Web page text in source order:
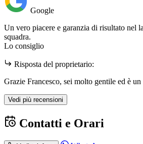
Google
Un vero piacere e garanzia di risultato nel
squadra.
Lo consiglio
Risposta del proprietario:
Grazie Francesco, sei molto gentile ed è
Vedi più recensioni
Contatti e Orari